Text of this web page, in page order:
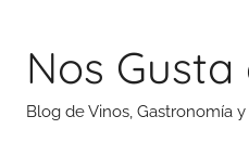
contenido
Nos
Blog de Vinos, Gastronomía